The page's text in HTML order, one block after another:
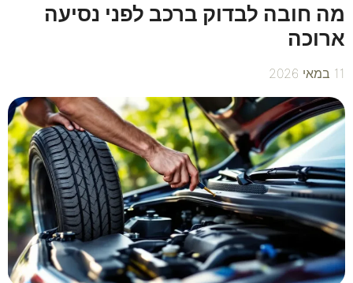
מה חובה לבדוק ברכב לפני נסיעה
ארוכה
11 במאי 2026